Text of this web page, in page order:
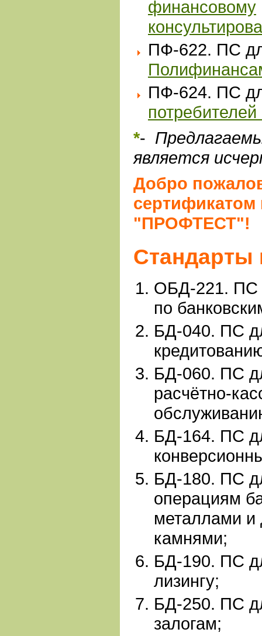
финансовому
ПФ-622. ПС
ПФ-624. ПС
*-
является
Добро
"ПРОФТЕСТ"!
Cтандарты
ОБД-221. ПС
по
БД-040. ПС
БД-060. ПС
расчётно-
БД-164. ПС
БД-180. ПС
операциям
металлами и
камнями;
БД-190. ПС
лизингу;
БД-250. ПС
залогам;